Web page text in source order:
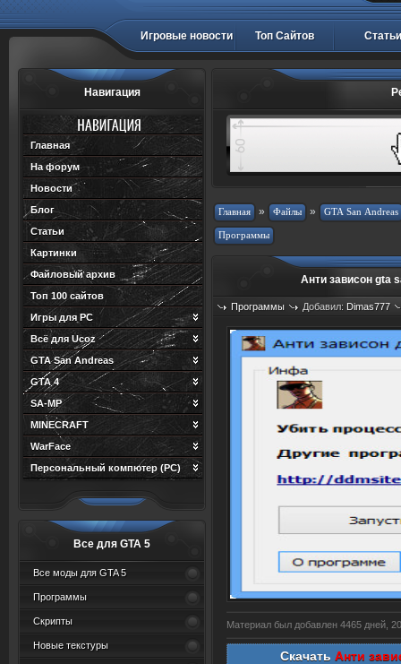
Игровые новости Топ Сайтов Статьи
Навигация
Главная
На форум
Новости
Блог
Статьи
Картинки
Файловый архив
Топ 100 сайтов
Игры для PC
Всё для Ucoz
GTA San Andreas
GTA 4
SA-MP
MINECRAFT
WarFace
Персональный компютер (PC)
Все для GTA 5
Все моды для GTA 5
Программы
Скрипты
Новые текстуры
» »
Анти зависон gta
Программы Добавил: Dimas777
Материал был добавлен 4465 дней,
Скачать Анти